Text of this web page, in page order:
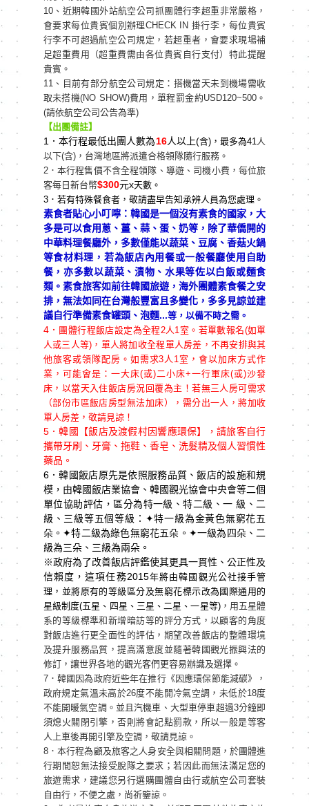
10、近期韓國外站航空公司抓團體行李超重非常嚴格，
會要求每位貴賓個別辦理CHECK IN 掛行李，每位貴賓
行李不可超過航空公司規定，若超重者，會要求現場補
足超重費用（超重費需由各位貴賓自行支付）特此提醒
貴賓。
11、目前有部分航空公司規定：搭機當天未到機場需收
取未搭機(NO SHOW)費用，單程罰金約USD120~500。
(請依航空公司公告為準)
【出團備註】
1 ．本行程最低出團人數為16人以上(含)，最多為41 人
以下(含)，台灣地區將派遣合格領隊隨行服務。
2．本行程售價不含全程領隊、導遊、司機小費，每位旅
客每日新台幣$300元x天數。
3．若有特殊餐食者，敬請盡早告知承辨人員為您處理。
素食者貼心小叮嚀：韓國是一個沒有素食的國家，大
多是可以食用蔥、薑、蒜、蛋、奶等，除了華僑開的
中華料理餐廳外，多數僅能以蔬菜、豆腐、香菇火鍋
等食材料理，若為飯店內用餐或一般餐廳使用自助
餐，亦多數以蔬菜、漬物、水果等佐以白飯或麵食
類。素食旅客如前往韓國旅遊，海外團體素食餐之安
排，無法如同在台灣般豐富且多變化，多多見諒並建
議自行準備素食罐頭、泡麵...等，以備不時之需。
4． 團體行程飯店設定為全程2人1室。若單數報名(如單
人或三人等)，單人將加收全程單人房差，不再安排與其
他旅客或領隊配房。如需求3人1室，會以加床方式作
業，可能會是：一大床(或)二小床+一行軍床(或)沙發
床，以當天入住飯店房況回覆為主！若無三人房可需求
（部份市區飯店房型無法加床），需分出一人，將加收
單人房差，敬請見諒！
5．韓國【飯店及渡假村因響應環保】，請旅客自行
攜帶牙刷、牙膏、拖鞋、香皂、洗髮精及個人習慣性
藥品。
6．韓國飯店原先是依照服務品質、飯店的設施和規
模，由韓國飯店業協會、韓國觀光協會中央會等二個
單位協助評估，區分為特一級、特二級、一 級、二
級、三級等五個等級： ✦特一級為金黃色無窮花五
朵。 ✦特二級為綠色無窮花五朵。 ✦一級為四朵、二
級為三朵、三級為兩朵。
※政府為了改善飯店評鑑使其更具一貫性、公正性及
信賴度，這項任務2015年將由韓國觀光公社接手管
理，並將原有的等級區分及無窮花標示改為國際通用的
星級制度(五星、四星、三星、二星、一星等)，用五星體
系的等級標準和新增暗訪等的評分方式，以顧客的角度
對飯店進行更全面性的評估，期望改善飯店的整體環境
及提升服務品質，提高滿意度並隨著韓國觀光振興法的
修訂，讓世界各地的觀光客們更容易辦識及選擇。
7．韓國因為政府近些年在推行《因應環保節能減碳》，
政府規定氣溫未高於26度不能開冷氣空調，未低於18度
不能開暖氣空調。並且汽機車、大型車停車超過3分鐘即
須熄火關閉引擎，否則將會記點罰款，所以一般是等客
人上車後再開引擎及空調，敬請見諒。
8．本行程為顧及旅客之人身安全與相關問題，於團體進
行期間恕無法接受脫隊之要求；若因此而無法滿足您的
旅遊需求，建議您另行選購團體自由行或航空公司套裝
自由行，不便之處，尚祈鑒諒。